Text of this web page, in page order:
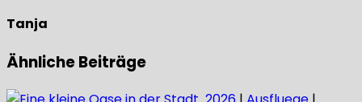
Tanja
Ähnliche Beiträge